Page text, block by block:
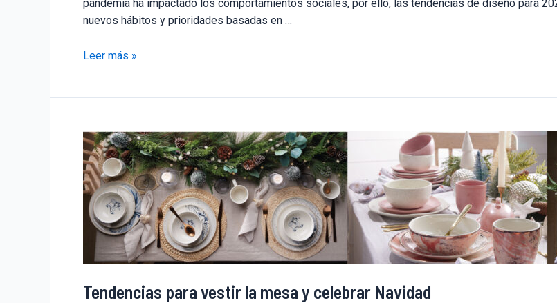
pandemia ha impactado los comportamientos sociales, por ello, las tendencias de diseño para
nuevos hábitos y prioridades basadas en …
Leer más »
Tendencias para vestir la mesa y celebrar Navidad